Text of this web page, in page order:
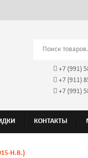
+7 (991)
+7 (911)
+7 (991)
КОНТАКТЫ
Н.В.)